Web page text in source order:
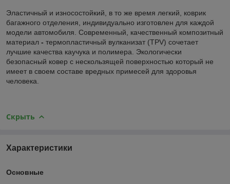
Эластичный и износостойкий, в то же время легкий, коврик
багажного отделения, индивидуально изготовлен для каждой
модели автомобиля. Современный, качественный композитный
материал - термопластичный вулканизат (TPV) сочетает
лучшие качества каучука и полимера. Экологически
безопасный ковер с нескользящей поверхностью который не
имеет в своем составе вредных примесей для здоровья
человека.
Скрыть
Характеристики
Основные